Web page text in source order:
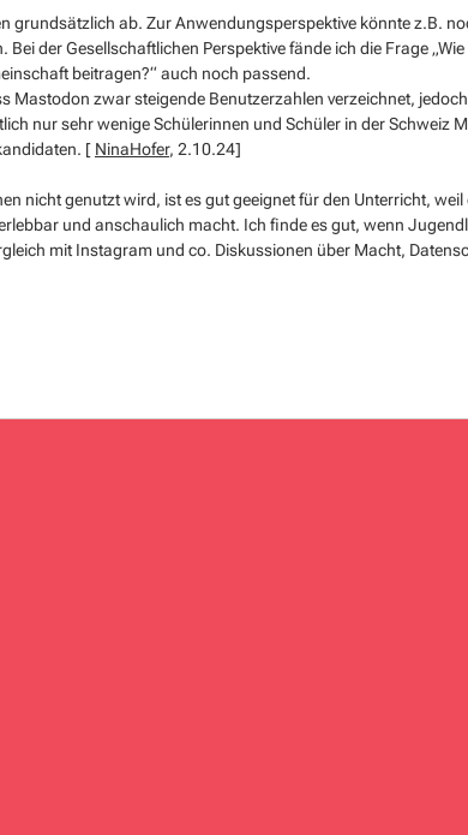
grundsätzlich ab. Zur Anwendungsperspektive könnte z.B.
der Gesellschaftlichen Perspektive fände ich die Frage
beitragen?“ auch noch passend.
Mastodon zwar steigende Benutzerzahlen verzeichnet,
nur sehr wenige Schülerinnen und Schüler in der Schweiz
[ NinaHofer, 2.10.24]
nicht genutzt wird, ist es gut geeignet für den Unterricht, weil
und anschaulich macht. Ich finde es gut, wenn
mit Instagram und co. Diskussionen über Macht,